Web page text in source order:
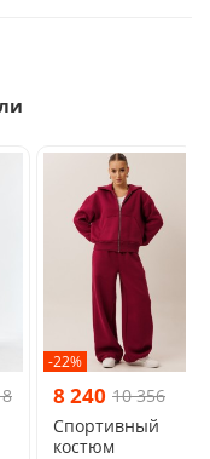
-22%
8 240 10 356
Спортивный
костюм